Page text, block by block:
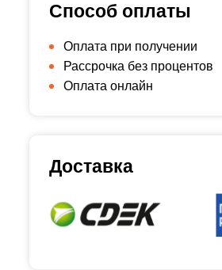
Способ оплаты
Оплата при получении
Рассрочка без процентов
Оплата онлайн
Доставка